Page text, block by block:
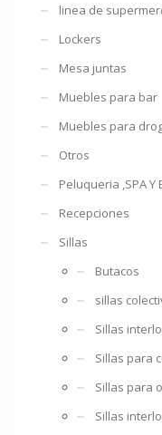
linea de
Lockers
Mesa juntas
Muebles para bar
Muebles para
Otros
Peluqueria ,SPA Y
Recepciones
Sillas
Butacos
sillas
Sillas
Sillas para
Sillas para
Sillas